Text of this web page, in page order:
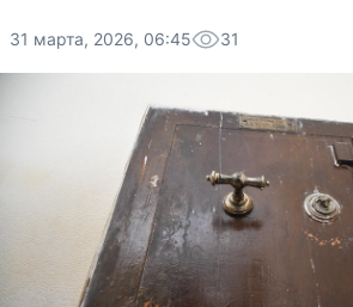
31 марта, 2026, 06:45 31